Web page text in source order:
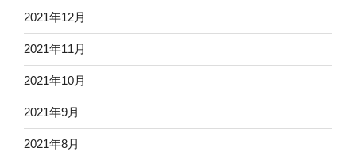
2021年12月
2021年11月
2021年10月
2021年9月
2021年8月